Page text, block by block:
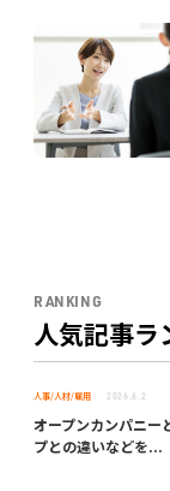
RANKING
人気記事ラ
人事/人材/雇用 2026.6.2
オープンカンパニー
プとの違いなどを...